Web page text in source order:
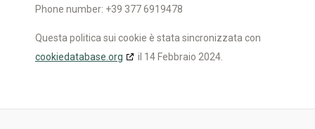
Phone number: +39 377 6919478
Questa politica sui cookie è stata sincronizzata con
cookiedatabase.org
il 14 Febbraio 2024.